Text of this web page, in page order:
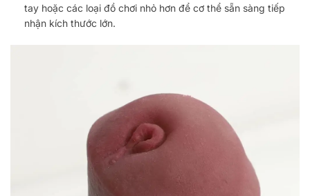
tay hoặc các loại đồ chơi nhỏ hơn để cơ thể sẵn sàng tiếp
nhận kích thước lớn.